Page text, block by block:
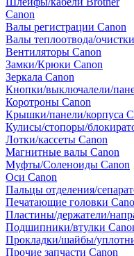
Canon
Валы регистрации Canon
Валы теплоотвода/
Вентиляторы Canon
Замки/Крюки Canon
Зеркала Canon
Кнопки/выключалели/
Коротроны Canon
Крышки/панели/корпуса
Кулисы/стопоры/
Лотки/кассеты Canon
Магнитные валы Canon
Муфты/Соленоиды Canon
Оси Canon
Пальцы отделения/
Печатающие головки
Пластины/держатели/
Подшипники/втулки
Прокладки/шайбы/
Прочие запчасти Canon